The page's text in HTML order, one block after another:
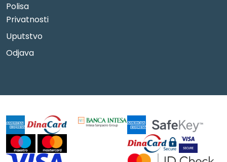
Polisa
Privatnosti
Uputstvo
Odjava